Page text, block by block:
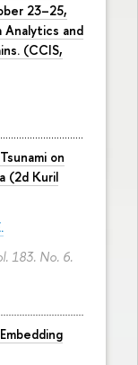
23–25,
Analytics and
(CCIS,
on
(2d Kuril
183. No. 6.